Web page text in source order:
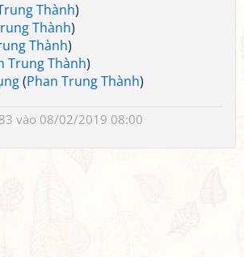
Thành)
Thành)
Thành)
Trung Thành)
(Phan Trung Thành)
vào 08/02/2019 08:00